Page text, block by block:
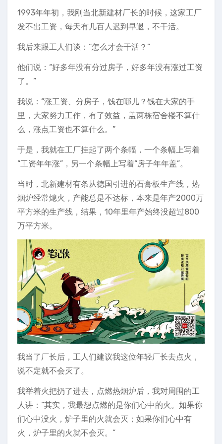
1993年年初，我刚当北新建材厂长的时候，这家工厂
发不出工资，每天有几百人迟到早退，不干活。
我后来跟工人们谈：“怎么才会干活？”
他们说：“好多年没有分过房子，好多年没有涨过工资
了。”
我说：“涨工资、分房子，钱在哪儿？钱在大家的手
里，大家努力工作，有了效益，盖两栋宿舍楼不算什
么，涨点工资也不算什么。”
于是，我就在工厂挂起了两个条幅，一个条幅上写着
“工资年年涨”，另一个条幅上写着“房子年年盖”。
当时，北新建材有条从德国引进的石膏板生产线，热
烟炉经常熄火，产能总是不达标，本来是年产2000万
平方米的生产线，结果，10年里年产始终没超过800
万平方米。
我当了厂长后，工人们建议我这位年轻厂长去点火，
说不定就不会灭了。
我举着火把扔了进去，点燃热烟炉后，我对周围的工
人讲：“其实，我最想点燃的是你们心中的火。如果你
们心中没火，炉子里的火就会灭；如果你们心中有
火，炉子里的火就不会灭。”